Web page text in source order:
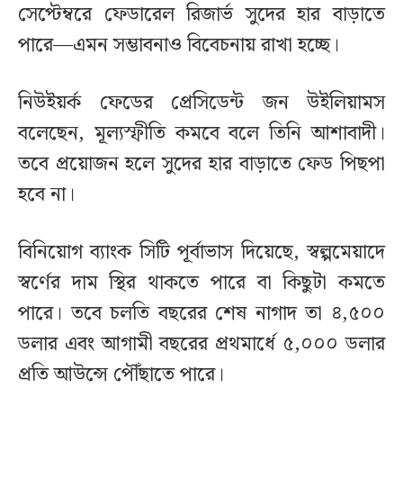
সেপ্টেম্বরে ফেডারেল রিজার্ভ সুদের হার বাড়াতে
পারে—এমন সম্ভাবনাও বিবেচনায় রাখা হচ্ছে।
নিউইয়র্ক ফেডের প্রেসিডেন্ট জন উইলিয়ামস
বলেছেন, মূল্যস্ফীতি কমবে বলে তিনি আশাবাদী।
তবে প্রয়োজন হলে সুদের হার বাড়াতে ফেড পিছপা
হবে না।
বিনিয়োগ ব্যাংক সিটি পূর্বাভাস দিয়েছে, স্বল্পমেয়াদে
স্বর্ণের দাম স্থির থাকতে পারে বা কিছুটা কমতে
পারে। তবে চলতি বছরের শেষ নাগাদ তা ৪,৫০০
ডলার এবং আগামী বছরের প্রথমার্ধে ৫,০০০ ডলার
প্রতি আউন্সে পৌঁছাতে পারে।